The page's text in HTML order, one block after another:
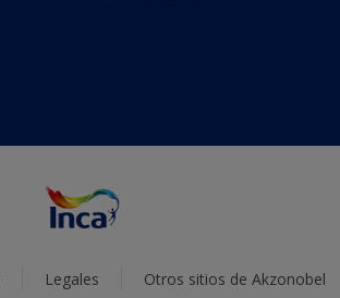
Legales Otros sitios de Akzonobel